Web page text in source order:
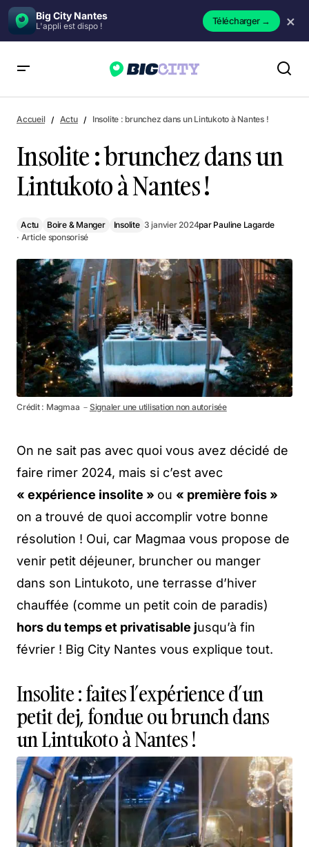
Big City Nantes
L'appli est dispo ! Télécharger→ ×
Accueil Actu Insolite : brunchez dans un Lintukoto à Nantes !
Insolite : brunchez dans un
Lintukoto à Nantes !
Actu Boire & Manger Insolite 3 janvier 2024par Pauline Lagarde
· Article sponsorisé
Crédit : Magmaa － Signaler une utilisation non autorisée
On ne sait pas avec quoi vous avez décidé de
faire rimer 2024, mais si c’est avec
« expérience insolite » ou « première fois »
on a trouvé de quoi accomplir votre bonne
résolution ! Oui, car Magmaa vous propose de
venir petit déjeuner, bruncher ou manger
dans son Lintukoto, une terrasse d’hiver
chauffée (comme un petit coin de paradis)
hors du temps et privatisable jusqu’à fin
février ! Big City Nantes vous explique tout.
Insolite : faites l’expérience d’un
petit dej, fondue ou brunch dans
un Lintukoto à Nantes !